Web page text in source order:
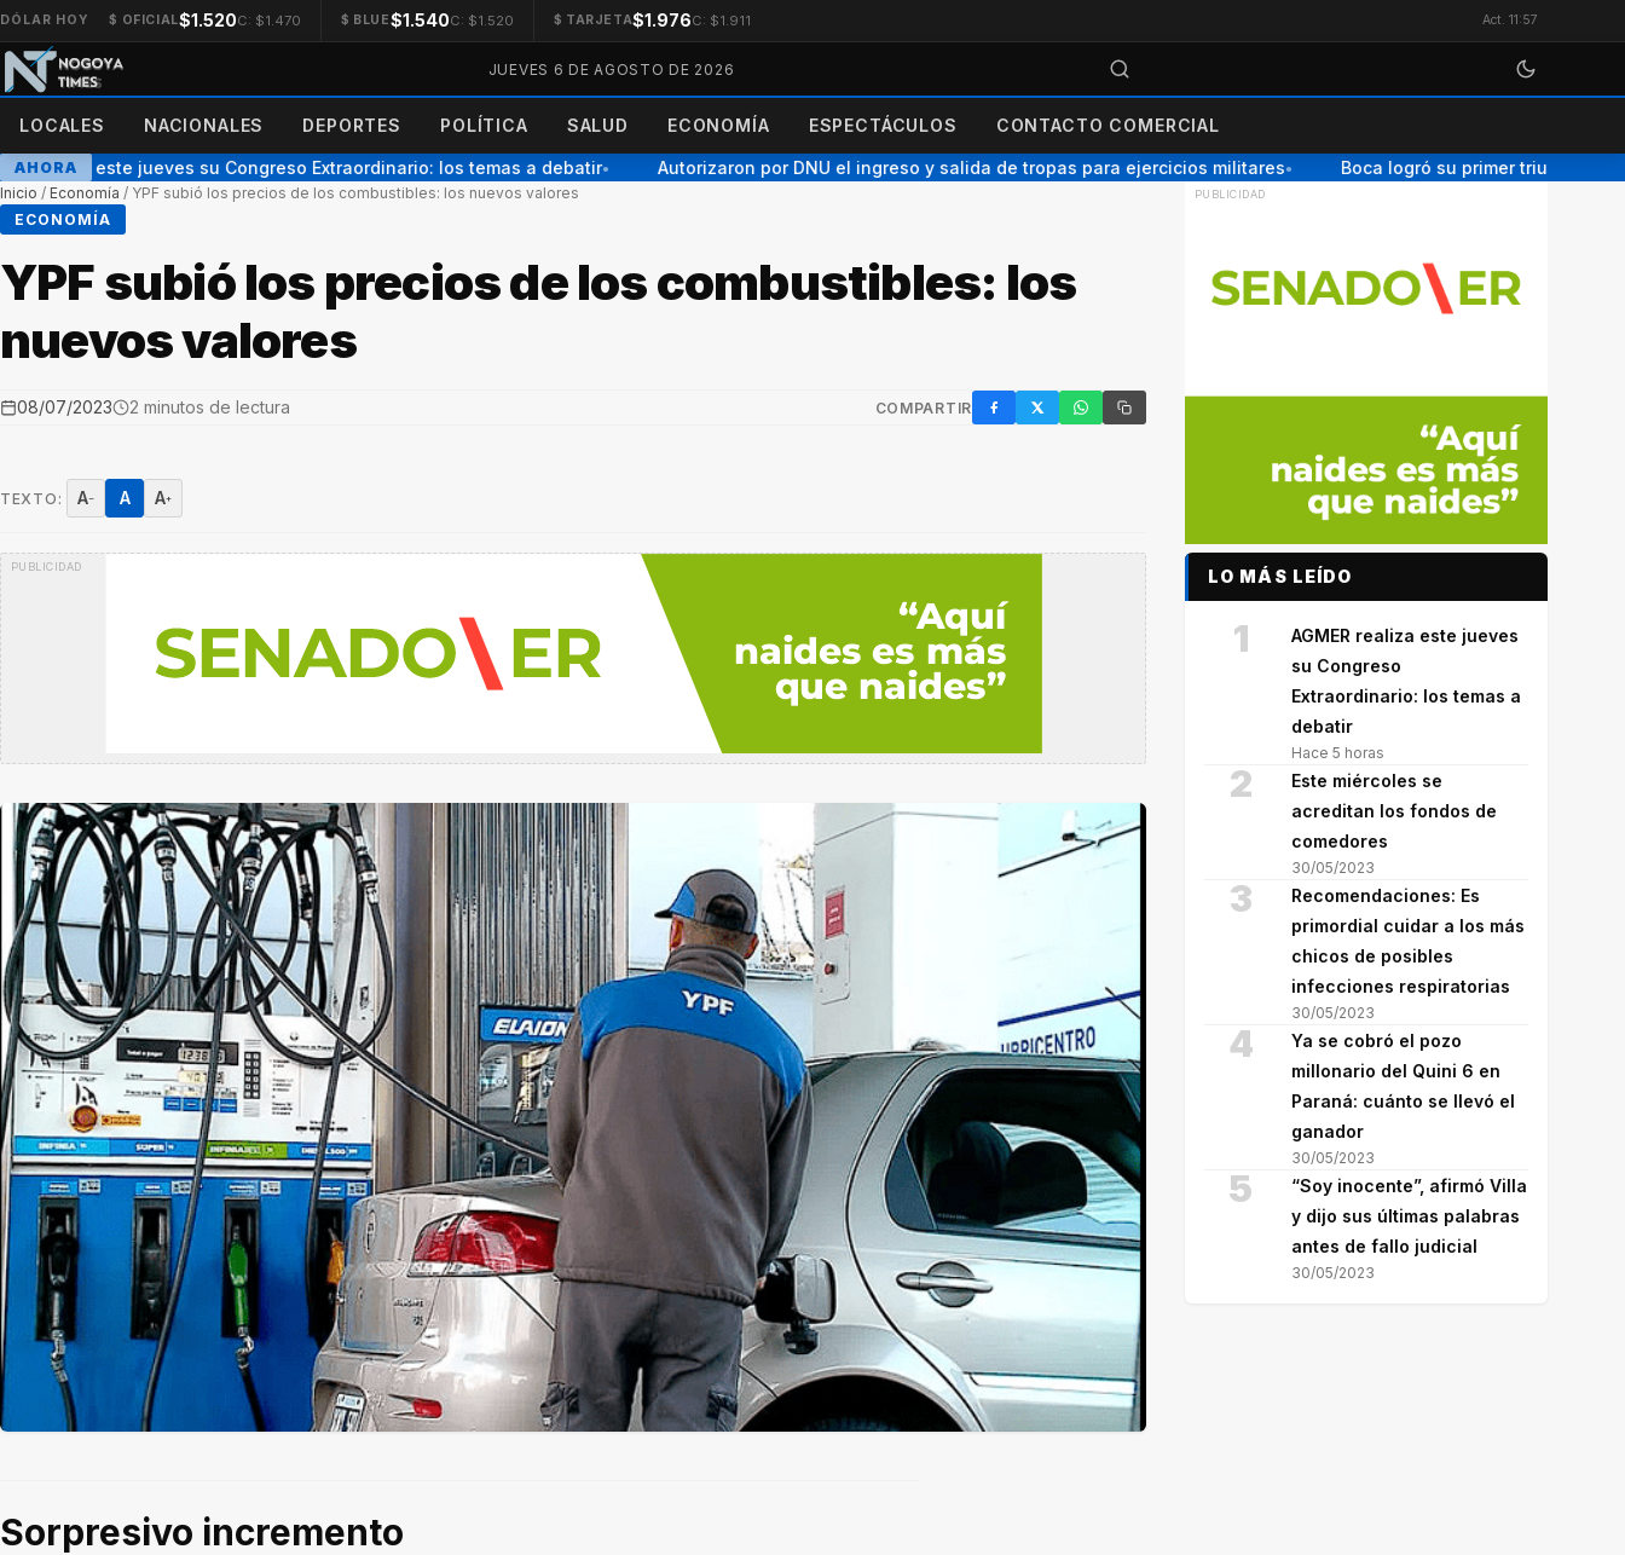
DÓLAR HOY $ OFICIAL$1.520C: $1.470 $ BLUE$1.540C: $1.520 $ TARJETA$1.976C: $1.911 Act. 11:57
JUEVES 6 DE AGOSTO DE 2026
LOCALES NACIONALES DEPORTES POLÍTICA SALUD ECONOMÍA ESPECTÁCULOS CONTACTO COMERCIAL
AHORA
realiza este jueves su Congreso Extraordinario: los temas a debatir● Autorizaron por DNU el ingreso y salida de tropas para ejercicios militares● Boca logró su primer triunfo en el
Inicio / Economía / YPF subió los precios de los combustibles: los nuevos valores
ECONOMÍA
YPF subió los precios de los combustibles: los
nuevos valores
08/07/2023 2 minutos de lectura COMPARTIR
FacebookX / TwitterWhatsAppCopiar enlace
TEXTO: A− A A+
Sorpresivo incremento
LO MÁS LEÍDO
1
AGMER realiza este jueves
su Congreso
Extraordinario: los temas a
debatir
Hace 5 horas
2
Este miércoles se
acreditan los fondos de
comedores
30/05/2023
3
Recomendaciones: Es
primordial cuidar a los más
chicos de posibles
infecciones respiratorias
30/05/2023
4
Ya se cobró el pozo
millonario del Quini 6 en
Paraná: cuánto se llevó el
ganador
30/05/2023
5
“Soy inocente”, afirmó Villa
y dijo sus últimas palabras
antes de fallo judicial
30/05/2023